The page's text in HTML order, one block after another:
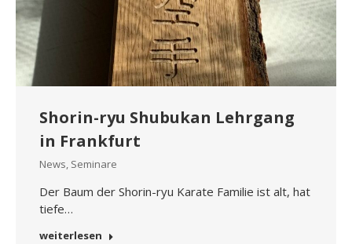
Shorin-ryu Shubukan Lehrgang
in Frankfurt
News, Seminare
Der Baum der Shorin-ryu Karate Familie ist alt, hat
tiefe…
weiterlesen